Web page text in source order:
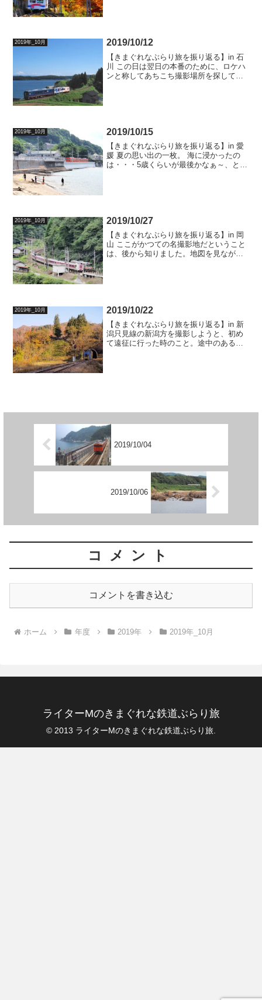
2019年_10月 2019/10/12
【きまぐれなぶらり旅を振り返る】in 石
川 この日は翌日の本番のために、ロケハ
ンと称してあちこち撮影場所を探しては
2019年_10月 2019/10/15
【きまぐれなぶらり旅を振り返る】in 愛
媛 夏の思い出の一枚。 海に浸かったの
は・・・5歳くらいが最後かなぁ～、と
2019年_10月 2019/10/27
【きまぐれなぶらり旅を振り返る】in 岡
山 ここがかつての名撮影地だということ
は、後から知りました。地図を見ながら
2019年_10月 2019/10/22
【きまぐれなぶらり旅を振り返る】in 新
潟只見線の新潟方を撮影しようと、初め
て遠征に行った時のこと。途中のある駅
2019/10/04
2019/10/06
コメント
コメントを書き込む
ホーム 年度 2019年 2019年_10月
ライターMのきまぐれな鉄道ぶらり旅
© 2013 ライターMのきまぐれな鉄道ぶらり旅.